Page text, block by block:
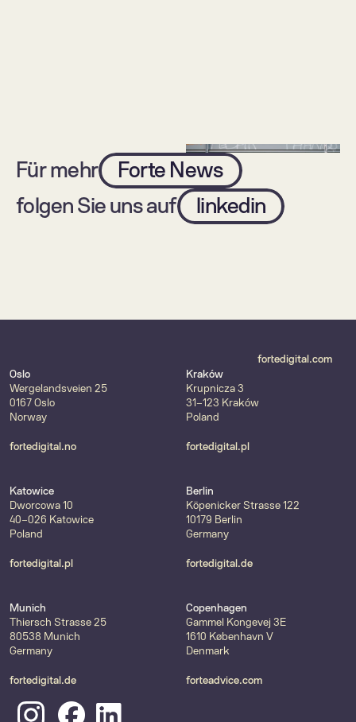
"Forte Health"
Für mehr
Forte News
folgen Sie uns auf
linkedin
fortedigital.com
Oslo
Wergelandsveien 25
0167 Oslo
Norway
fortedigital.no
Kraków
Krupnicza 3
31-123 Kraków
Poland
fortedigital.pl
Katowice
Dworcowa 10
40-026 Katowice
Poland
fortedigital.pl
Berlin
Köpenicker Strasse 122
10179 Berlin
Germany
fortedigital.de
Munich
Thiersch Strasse 25
80538 Munich
Germany
fortedigital.de
Copenhagen
Gammel Kongevej 3E
1610 København V
Denmark
forteadvice.com